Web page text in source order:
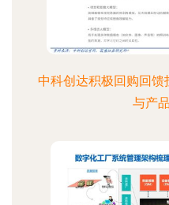
中科创达积极回购回
与产